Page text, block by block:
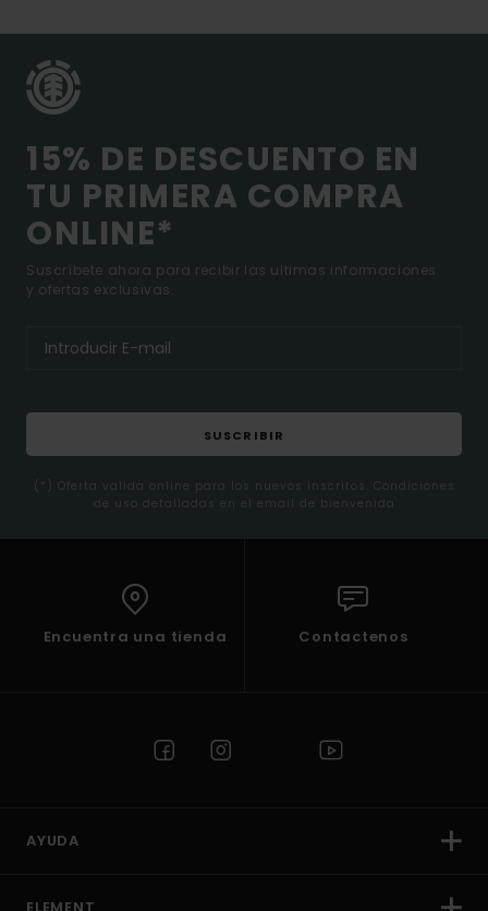
15% DE DESCUENTO EN
TU PRIMERA COMPRA
ONLINE*
Suscríbete ahora para recibir las ultimas informaciones
y ofertas exclusivas.
SUSCRIBIR
(*) Oferta valida online para los nuevos inscritos. Condiciones
de uso detalladas en el email de bienvenida
Encuentra una tienda Contactenos
AYUDA